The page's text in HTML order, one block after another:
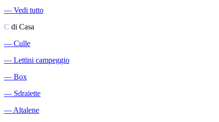
― Vedi tutto
C di Casa
― Culle
― Lettini campeggio
― Box
― Sdraiette
―Altalene